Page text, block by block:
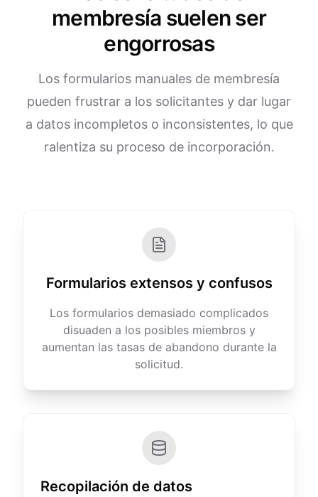
membresía suelen ser
engorrosas
Los formularios manuales de membresía
pueden frustrar a los solicitantes y dar lugar
a datos incompletos o inconsistentes, lo que
ralentiza su proceso de incorporación.
Formularios extensos y confusos
Los formularios demasiado complicados
disuaden a los posibles miembros y
aumentan las tasas de abandono durante la
solicitud.
Recopilación de datos